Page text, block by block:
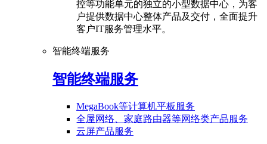
控等功能单元的独立的小型数据中心，为客
户提供数据中心整体产品及交付，全面提升
客户IT服务管理水平。
智能终端服务
智能终端服务
MegaBook等计算机平板服务
全屋网络、家庭路由器等网络类产品服务
云屏产品服务